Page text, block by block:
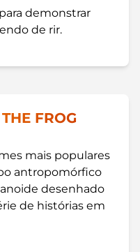
demonstrar
de rir.
FROG
mais populares
antropomórfico
desenhado
de histórias em